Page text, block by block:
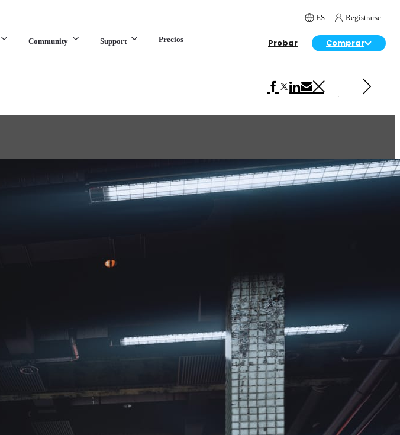
ES Registrarse
Community Support Precios Probar Comprar
Minimalist